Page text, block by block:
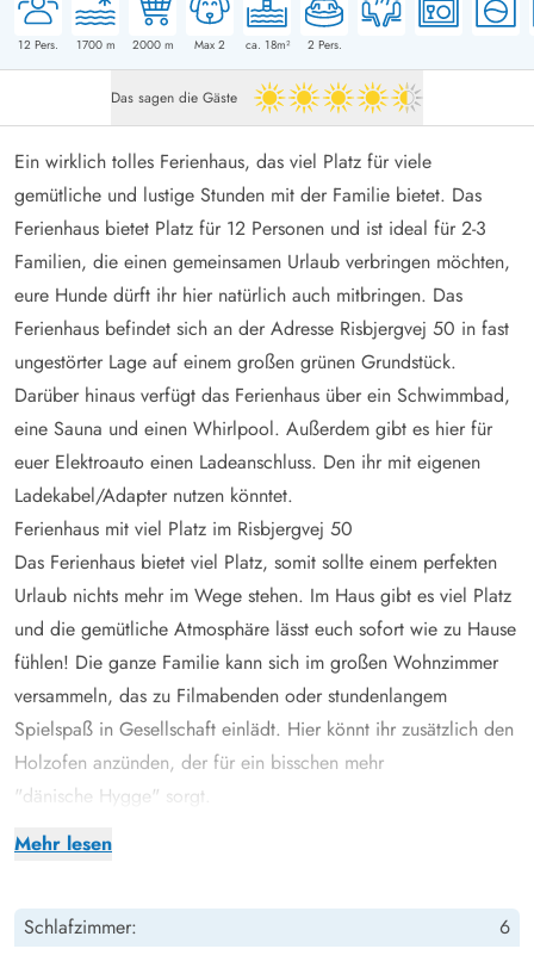
12 Pers. 1700m 2000m Max 2 ca. 18m² 2 Pers.
Das sagen die Gäste 4.5 von 5
Mehr lesen
Ein wirklich tolles Ferienhaus, das viel Platz für viele
gemütliche und lustige Stunden mit der Familie bietet. Das
Ferienhaus bietet Platz für 12 Personen und ist ideal für 2-3
Familien, die einen gemeinsamen Urlaub verbringen möchten,
eure Hunde dürft ihr hier natürlich auch mitbringen. Das
Ferienhaus befindet sich an der Adresse Risbjergvej 50 in fast
ungestörter Lage auf einem großen grünen Grundstück.
Darüber hinaus verfügt das Ferienhaus über ein Schwimmbad,
eine Sauna und einen Whirlpool. Außerdem gibt es hier für
euer Elektroauto einen Ladeanschluss. Den ihr mit eigenen
Ladekabel/Adapter nutzen könntet.
Ferienhaus mit viel Platz im Risbjergvej 50
Das Ferienhaus bietet viel Platz, somit sollte einem perfekten
Urlaub nichts mehr im Wege stehen. Im Haus gibt es viel Platz
und die gemütliche Atmosphäre lässt euch sofort wie zu Hause
fühlen! Die ganze Familie kann sich im großen Wohnzimmer
versammeln, das zu Filmabenden oder stundenlangem
Spielspaß in Gesellschaft einlädt. Hier könnt ihr zusätzlich den
Holzofen anzünden, der für ein bisschen mehr
"dänische Hygge" sorgt.
Die 12 Betten sind in 6 Schlafzimmer aufgeteilt - alle mit
Darüber hinaus befinden sich auch die beiden Badezimmer an
Schlafzimmer:
6